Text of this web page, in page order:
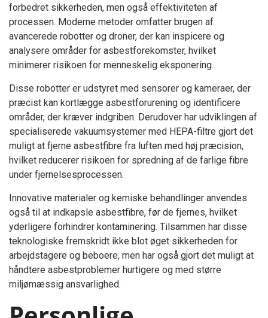
forbedret sikkerheden, men også effektiviteten af
processen. Moderne metoder omfatter brugen af
avancerede robotter og droner, der kan inspicere og
analysere områder for asbestforekomster, hvilket
minimerer risikoen for menneskelig eksponering.
Disse robotter er udstyret med sensorer og kameraer, der
præcist kan kortlægge asbestforurening og identificere
områder, der kræver indgriben. Derudover har udviklingen af
specialiserede vakuumsystemer med HEPA-filtre gjort det
muligt at fjerne asbestfibre fra luften med høj præcision,
hvilket reducerer risikoen for spredning af de farlige fibre
under fjernelsesprocessen.
Innovative materialer og kemiske behandlinger anvendes
også til at indkapsle asbestfibre, før de fjernes, hvilket
yderligere forhindrer kontaminering. Tilsammen har disse
teknologiske fremskridt ikke blot øget sikkerheden for
arbejdstagere og beboere, men har også gjort det muligt at
håndtere asbestproblemer hurtigere og med større
miljømæssig ansvarlighed.